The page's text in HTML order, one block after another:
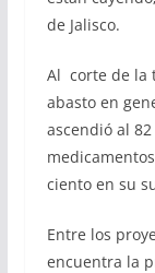
de Jalisco.
Al corte de la
abasto en
ascendió al
ciento en su
Entre los
encuentra la